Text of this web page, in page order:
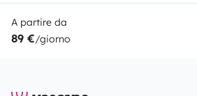
A partire da
89 €/giorno